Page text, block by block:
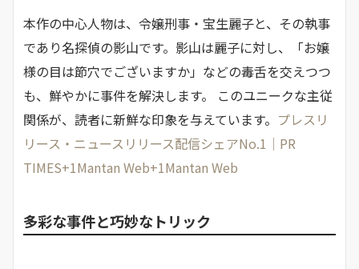
本作の中心人物は、令嬢刑事・宝生麗子と、その執事
であり名探偵の影山です。​影山は麗子に対し、「お嬢
様の目は節穴でございますか」などの毒舌を交えつつ
も、鮮やかに事件を解決します。 ​このユニークな主従
関係が、読者に新鮮な印象を与えています。​ プレスリ
リース・ニュースリリース配信シェアNo.1｜PR
TIMES+1Mantan Web+1Mantan Web
多彩な事件と巧妙なトリック